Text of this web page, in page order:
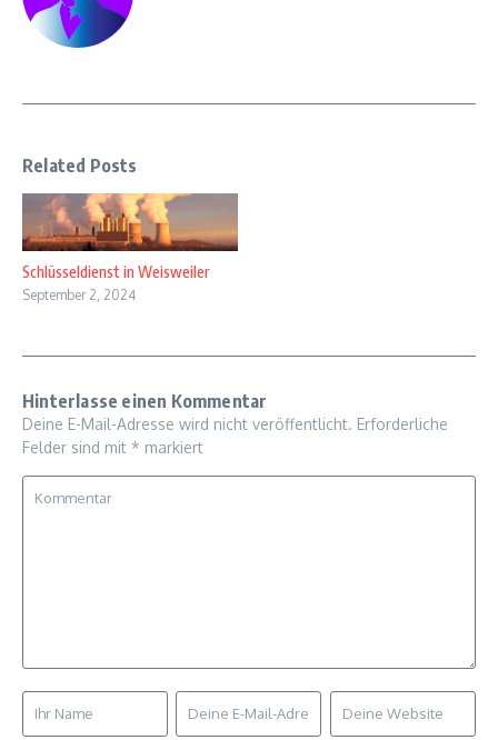
Related Posts
Schlüsseldienst in Weisweiler
September 2, 2024
Hinterlasse einen Kommentar
Deine E-Mail-Adresse wird nicht veröffentlicht. Erforderliche
Felder sind mit * markiert